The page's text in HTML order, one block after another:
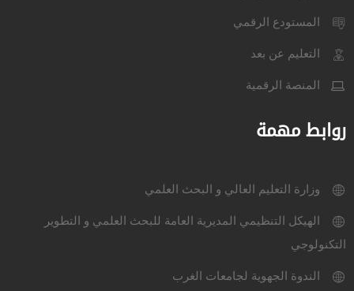
المستودع الرقمي
التعليم عن بعد
المنصة الرقمية
روابط مهمة
وزارة التعليم العالي و البحث العلمي
الهيكل التنظيمي المديرية العامة للبحث العلمي و التطوير
التكنولوجي
الندوة الجهوية لجامعات الغرب